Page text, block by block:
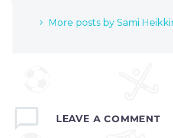
More posts by Sami
LEAVE A COMMENT